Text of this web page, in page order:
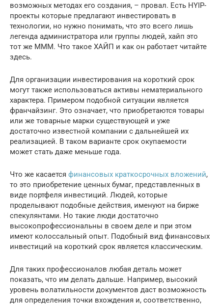
возможных методах его создания, – провал. Есть HYIP-
проекты которые предлагают инвестировать в
технологии, но нужно понимать, что это всего лишь
легенда администратора или группы людей, хайп это
тот же МММ. Что такое ХАЙП и как он работает читайте
здесь.
Для организации инвестирования на короткий срок
могут также использоваться активы нематериального
характера. Примером подобной ситуации является
франчайзинг. Это означает, что приобретаются товары
или же товарные марки существующей и уже
достаточно известной компании с дальнейшей их
реализацией. В таком варианте срок окупаемости
может стать даже меньше года.
Что же касается финансовых краткосрочных вложений,
то это приобретение ценных бумаг, представленных в
виде портфеля инвестиций. Людей, которые
проделывают подобные действия, именуют на бирже
спекулянтами. Но такие люди достаточно
высокопрофессиональны в своем деле и при этом
имеют колоссальный опыт. Подобный вид финансовых
инвестиций на короткий срок является классическим.
Для таких профессионалов любая деталь может
показать, что им делать дальше. Например, высокий
уровень волатильности документов даст возможность
для определения точки вхождения и, соответственно,